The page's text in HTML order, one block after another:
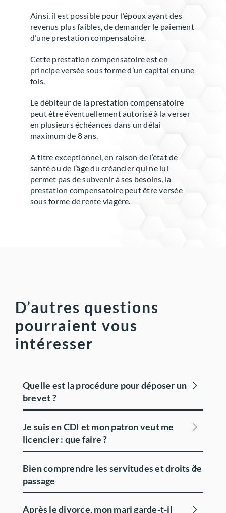
Ainsi, il est possible pour l’époux ayant des
revenus plus faibles, de demander le paiement
d’une prestation compensatoire.
Cette prestation compensatoire est en
principe versée sous forme d’un capital en une
fois.
Le débiteur de la prestation compensatoire
peut être éventuellement autorisé à la verser
en plusieurs échéances dans un délai
maximum de 8 ans.
A titre exceptionnel, en raison de l’état de
santé ou de l’âge du créancier qui ne lui
permet pas de subvenir à ses besoins, la
prestation compensatoire peut être versée
sous forme de rente viagère.
D’autres questions
pourraient vous
intéresser
Quelle est la procédure pour déposer un
brevet ?
Je suis en CDI et mon patron veut me
licencier : que faire ?
Bien comprendre les servitudes et droits de
passage
Après le divorce, mon mari garde-t-il